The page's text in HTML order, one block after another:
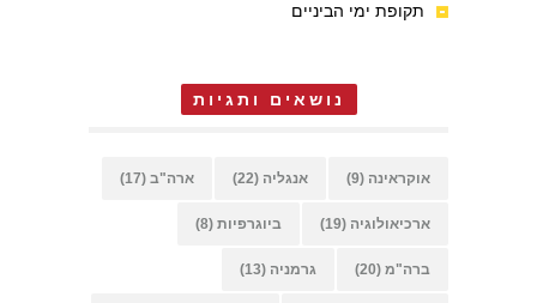
תקופת ימי הביניים
נושאים ותגיות
אוקראינה (9) אנגליה (22) ארה"ב (17)
ארכיאולוגיה (19) ביוגרפיות (8)
ברה"מ (20) גרמניה (13)